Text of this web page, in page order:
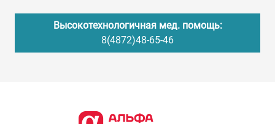
Высокотехнологичная мед. помощь:
8(4872)48-65-46